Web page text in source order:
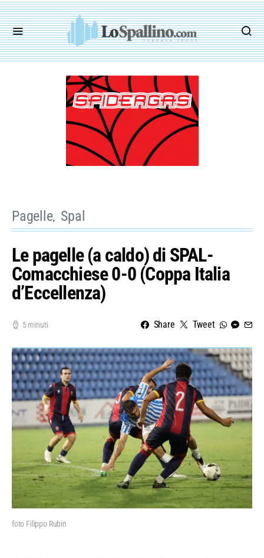
Pagelle Spal
Le pagelle (a caldo) di SPAL-
Comacchiese 0-0 (Coppa Italia
d’Eccellenza)
5 minuti Share Tweet
foto Filippo Rubin